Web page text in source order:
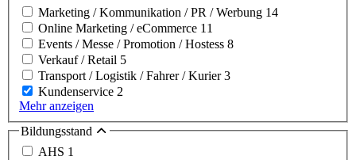
Marketing / Kommunikation / PR / Werbung 14
Online Marketing / eCommerce 11
Events / Messe / Promotion / Hostess 8
Verkauf / Retail 5
Transport / Logistik / Fahrer / Kurier3
Kundenservice 2
Mehr anzeigen
Bildungsstand
AHS 1